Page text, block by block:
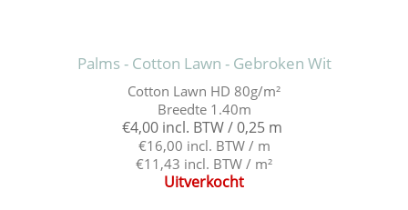
Palms - Cotton Lawn - Gebroken Wit
Cotton Lawn HD 80g/m²
Breedte 1.40m
€4,00 incl. BTW / 0,25 m
€16,00 incl. BTW / m
€11,43 incl. BTW / m²
Uitverkocht